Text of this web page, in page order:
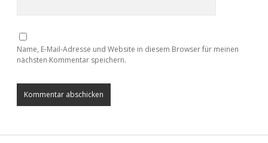
Name, E-Mail-Adresse und Website in diesem Browser für meinen
nächsten Kommentar speichern.